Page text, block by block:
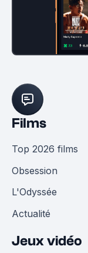
Films
Top 2026 films
Obsession
L'Odyssée
Actualité
Jeux vidéo